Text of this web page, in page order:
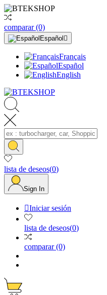
comparar(0)
Español 
Français
Español
English
lista de deseos(0)
Sign In
Iniciar sesión
lista de deseos(0)
comparar(0)